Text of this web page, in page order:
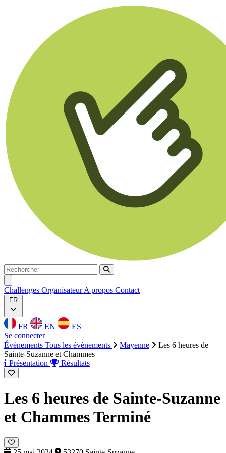
Rechercher
Rechercher
Challenges OrganisateurA propos Contact
FR
FR EN
ES
Se connecter
Évènements Tous les évènements Mayenne
Les 6 heures de
Sainte-Suzanne et Chammes
Présentation
Résultats
Les 6 heures de Sainte-Suzanne
et ChammesTerminé